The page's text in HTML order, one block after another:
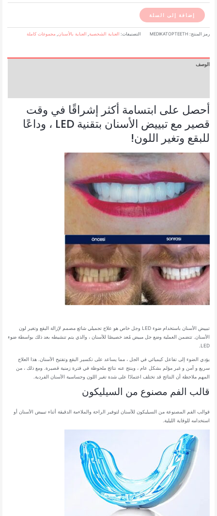
كمية
مجموعة
تبييض
الأسنان
شركة
إضافة إلى السلة
رمز المنتج: MEDIKATOPTEETH التصنيفات: العناية الشخصية العناية بالأسنان مجموعات كاملة
الوصف
أحصل على ابتسامة أكثر إشراقًا في وقت
قصير مع تبييض الأسنان بتقنية LED ، وداعًا
للبقع وتغير اللون!
تبييض الأسنان باستخدام ضوء LED وجل خاص هو علاج تجميلي شائع مصمم لإزالة البقع وتغير لون
الأسنان. تتضمن العملية وضع جل مبيض مُعد خصيصًا للأسنان ، والذي يتم تنشيطه بعد ذلك بواسطة ضوء
LED.
يؤدي الضوء إلى تفاعل كيميائي في الجل ، مما يساعد على تكسير البقع وتفتيح الأسنان. هذا العلاج
سريع و آمن و غير مؤلم بشكل عام ، وينتج عنه نتائج ملحوظة في فترة زمنية قصيرة. ومع ذلك ، من
المهم ملاحظة أن النتائج قد تختلف اعتمادًا على شدة تغير اللون وحساسية الأسنان الفردية.
قالب الفم مصنوع من السيليكون
قوالب الفم المصنوعة من السيليكون للأسنان لتوفير الراحة والملاءمة الدقيقة أثناء تبييض الأسنان أو
استخدامه للوقاية الليلية.